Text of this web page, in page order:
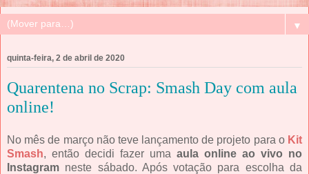
▼
quinta-feira, 2 de abril de 2020
Quarentena no Scrap: Smash Day com aula
online!
No mês de março não teve lançamento de projeto para o Kit
Smash, então decidi fazer uma aula online ao vivo no
Instagram neste sábado. Após votação para escolha da